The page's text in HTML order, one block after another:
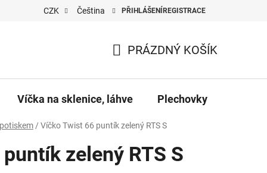
CZK Čeština PŘIHLÁŠENÍ REGISTRACE
KOŠÍK
PRÁZDNÝ KOŠÍK
Víčka na sklenice, láhve Plechovky
/ Víčko Twist 66 puntík zelený RTS S
zelený RTS S